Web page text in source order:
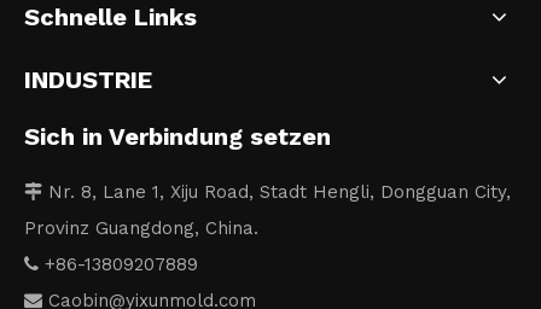
Schnelle Links
INDUSTRIE
Sich in Verbindung setzen
 Nr. 8, Lane 1, Xiju Road, Stadt Hengli, Dongguan City,
Provinz Guangdong, China.
 +86-13809207889
 Caobin@yixunmold.com